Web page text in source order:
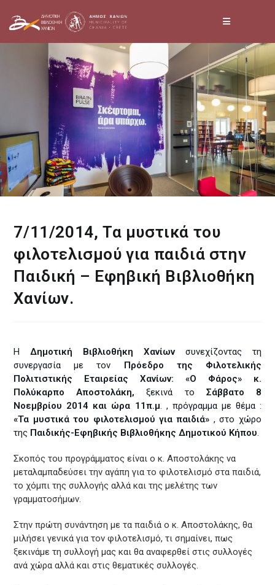
7/11/2014, Τα μυστικά του
φιλοτελισμού για παιδιά στην
Παιδική – Εφηβική Βιβλιοθήκη
Χανίων.
ΗΔημοτική Βιβλιοθήκη Χανίωνσυνεχίζοντας τη
συνεργασία με τον Πρόεδρο της Φιλοτελικής
Πολιτιστικής
Εταιρείας Χανίων: «Ο Φάρος» κ.
Πολύκαρπο Αποστολάκη, ξεκινά το Σάββατο 8
Νοεμβρίου 2014 και ώρα 11π.μ. , πρόγραμμα με θέμα :
«Τα μυστικά του φιλοτελισμού για παιδιά» , στο χώρο
της Παιδικής-Εφηβικής Βιβλιοθήκης Δημοτικού Κήπου.
Σκοπός του προγράμματος είναι ο κ. Αποστολάκης να
μεταλαμπαδεύσει την αγάπη για το φιλοτελισμό στα παιδιά,
το χόμπι της συλλογής αλλά και της μελέτης των
γραμματοσήμων.
Στην πρώτη συνάντηση με τα παιδιά ο κ. Αποστολάκης, θα
μιλήσει γενικά για τον φιλοτελισμό, τι σημαίνει, πως
ξεκινάμε τη συλλογή μας και θα αναφερθεί στις συλλογές
ανά χώρα αλλά και στις θεματικές συλλογές.